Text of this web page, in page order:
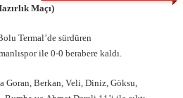
Maçı)
Termal’de sürdüren
ile 0-0 berabere kaldı.
Goran, Berkan, Veli, Diniz, Göksu,